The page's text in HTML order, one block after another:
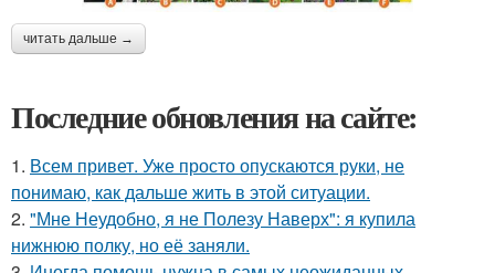
читать дальше →
Последние обновления на сайте:
1. Всем привет. Уже просто опускаются руки, не
понимаю, как дальше жить в этой ситуации.
2. "Мне Неудобно, я не Полезу Наверх": я купила
нижнюю полку, но её заняли.